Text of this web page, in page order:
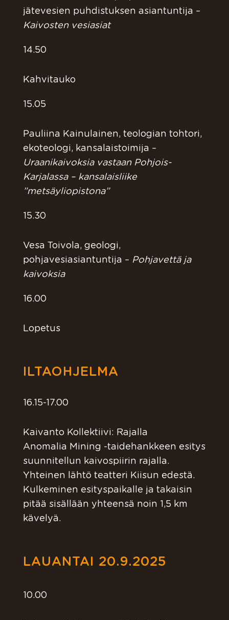
jätevesien puhdistuksen asiantuntija –
Kaivosten vesiasiat
14.50
Kahvitauko
15.05
Pauliina Kainulainen, teologian tohtori,
ekoteologi, kansalaistoimija –
Uraanikaivoksia vastaan Pohjois-
Karjalassa – kansalaisliike
”metsäyliopistona”
15.30
Vesa Toivola, geologi,
pohjavesiasiantuntija – Pohjavettä ja
kaivoksia
16.00
Lopetus
ILTAOHJELMA
16.15-17.00
Kaivanto Kollektiivi: Rajalla
Anomalia Mining -taidehankkeen esitys
suunnitellun kaivospiirin rajalla.
Yhteinen lähtö teatteri Kiisun edestä.
Kulkeminen esityspaikalle ja takaisin
pitää sisällään yhteensä noin 1,5 km
kävelyä.
LAUANTAI 20.9.2025
10.00